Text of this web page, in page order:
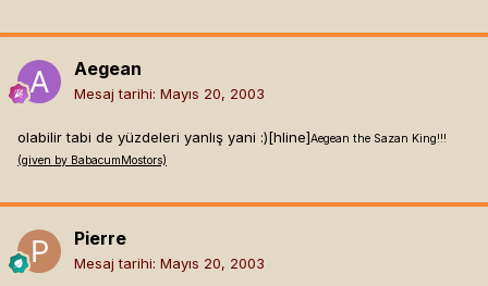
Aegean
Mesaj tarihi: Mayıs 20, 2003
olabilir tabi de yüzdeleri yanlış yani :)[hline]Aegean the Sazan King!!!
(given by BabacumMostors)
Pierre
Mesaj tarihi: Mayıs 20, 2003